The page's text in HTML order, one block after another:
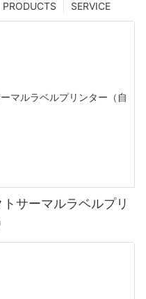
SERVICE
PRODUCTS
サーマルラベルプリ